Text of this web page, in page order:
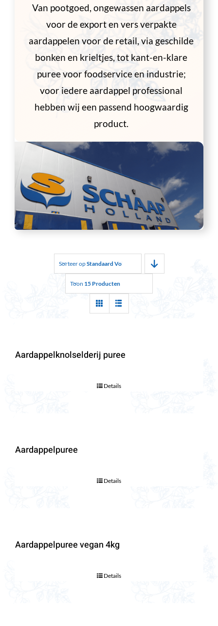
Van pootgoed, ongewassen aardappels
voor de export en vers verpakte
aardappelen voor de retail, via geschilde
bonken en krieltjes, tot kant-en-klare
puree voor foodservice en industrie;
voor iedere aardappel professional
hebben wij een passend hoogwaardig
product.
Sorteer opStandaard Volgorde
Toon 15 Producten
Aardappelknolselderij puree
Details
Aardappelpuree
Details
Aardappelpuree vegan 4kg
Details